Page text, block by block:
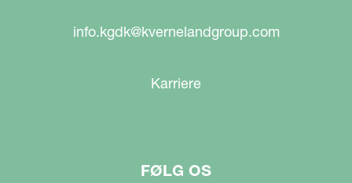
info.kgdk@kvernelandgroup.com
Karriere
FØLG OS